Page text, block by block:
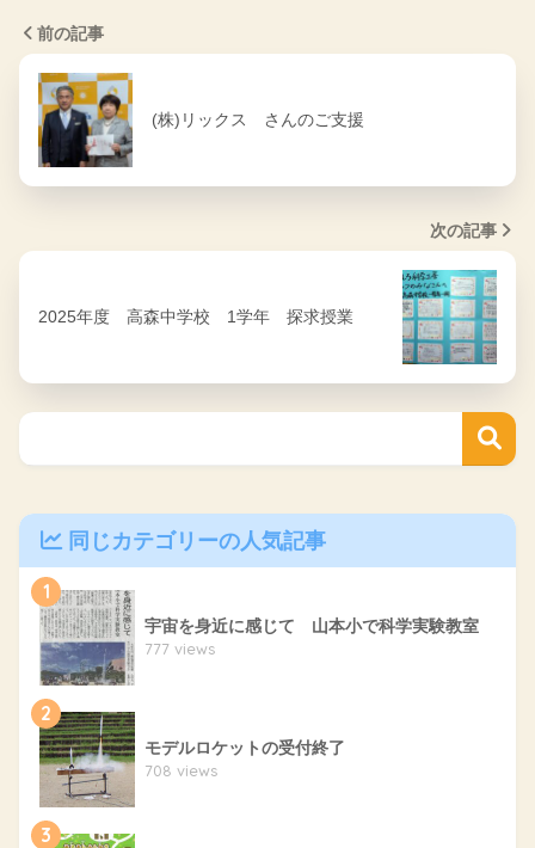
前の記事
(株)リックス さんのご支援
次の記事
2025年度 高森中学校 1学年 探求授業
同じカテゴリーの人気記事
1
宇宙を身近に感じて 山本小で科学実験教室
777 views
2
モデルロケットの受付終了
708 views
3